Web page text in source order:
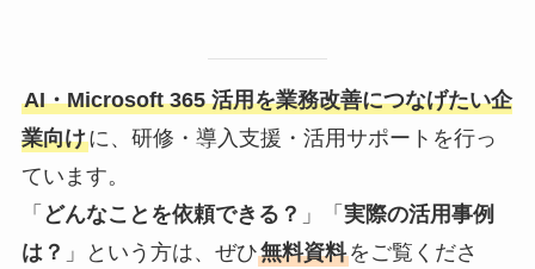
AI・Microsoft 365 活用を業務改善につなげたい企
業向けに、研修・導入支援・活用サポートを行っ
ています。
「 どんなことを依頼できる？ 」「 実際の活用事例
は？ 」という方は、ぜひ無料資料をご覧くださ